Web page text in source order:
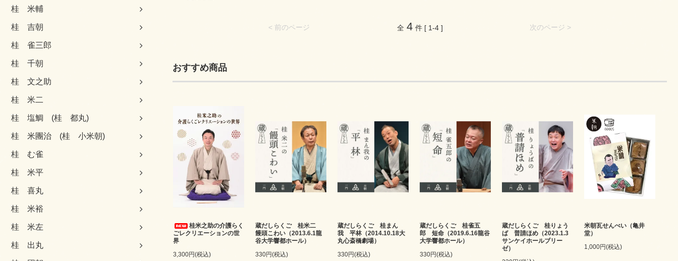
桂 米輔
桂 吉朝
桂 雀三郎
桂 千朝
桂 文之助
桂 米二
桂 塩鯛 (桂 都丸)
桂 米團治 (桂 小米朝)
桂 む雀
桂 米平
桂 喜丸
桂 米裕
桂 米左
桂 出丸
< 前のページ 次のページ >
全 4 件 [ 1-4 ]
おすすめ商品
桂米之助の介護らく
ごレクリエーションの世
界
3,300円(税込)
蔵だしらくご 桂米二
饅頭こわい（2013.6.1龍
谷大学響都ホール）
330円(税込)
蔵だしらくご 桂まん
我 平林（2014.10.18大
丸心斎橋劇場）
330円(税込)
蔵だしらくご 桂雀五
郎 短命（2019.6.16龍谷
大学響都ホール）
330円(税込)
蔵だしらくご 桂りょう
ば 普請ほめ（2023.1.3
サンケイホールブリー
ゼ）
米朝瓦せんべい（亀井
堂）
1,000円(税込)